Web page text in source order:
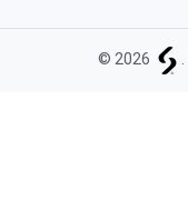
© 2026